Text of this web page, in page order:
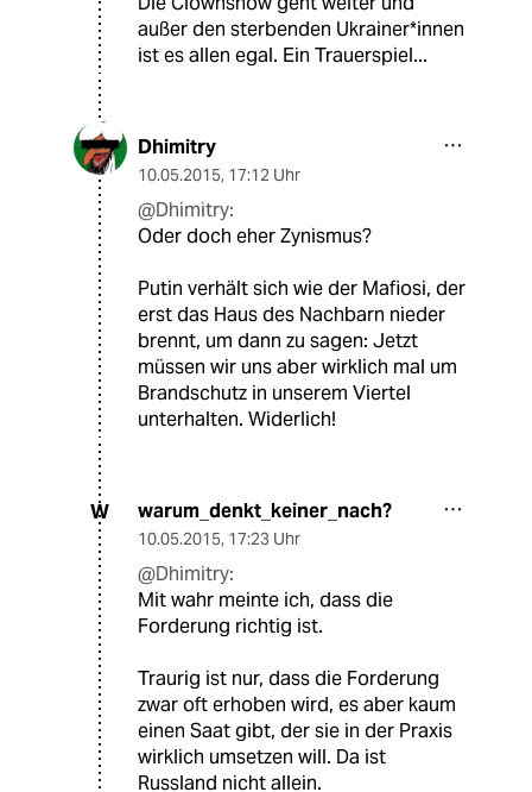
außer den sterbenden Ukrainer*innen
ist es allen egal. Ein Trauerspiel...
Dhimitry
10.05.2015, 17:12 Uhr
@Dhimitry:
Oder doch eher Zynismus?
Putin verhält sich wie der Mafiosi, der
erst das Haus des Nachbarn nieder
brennt, um dann zu sagen: Jetzt
müssen wir uns aber wirklich mal um
Brandschutz in unserem Viertel
unterhalten. Widerlich!
W warum_denkt_keiner_nach?
10.05.2015, 17:23 Uhr
@Dhimitry:
Mit wahr meinte ich, dass die
Forderung richtig ist.
Traurig ist nur, dass die Forderung
zwar oft erhoben wird, es aber kaum
einen Saat gibt, der sie in der Praxis
wirklich umsetzen will. Da ist
Russland nicht allein.